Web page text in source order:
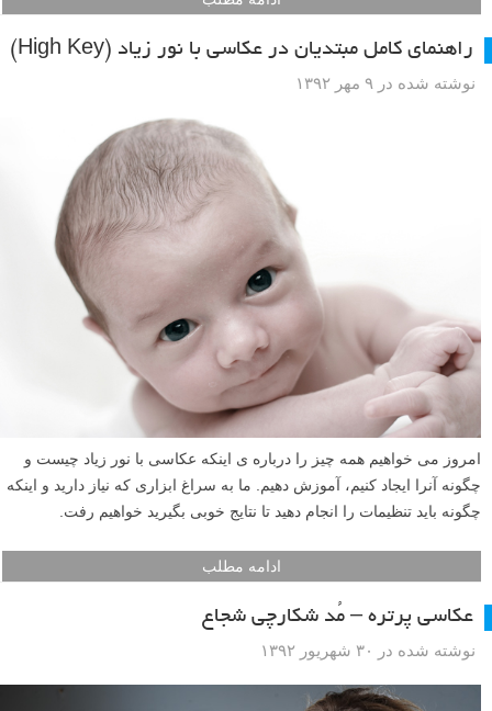
راهنمای کامل مبتدیان در عکاسی با نور زیاد (High Key)
نوشته شده در ۹ مهر ۱۳۹۲
امروز می خواهیم همه چیز را درباره ی اینکه عکاسی با نور زیاد چیست و
چگونه آنرا ایجاد کنیم، آموزش دهیم. ما به سراغ ابزاری که نیاز دارید و اینکه
چگونه باید تنظیمات را انجام دهید تا نتایج خوبی بگیرید خواهیم رفت.
ادامه مطلب
عکاسی پرتره – مُد شکارچی شجاع
نوشته شده در ۳۰ شهریور ۱۳۹۲